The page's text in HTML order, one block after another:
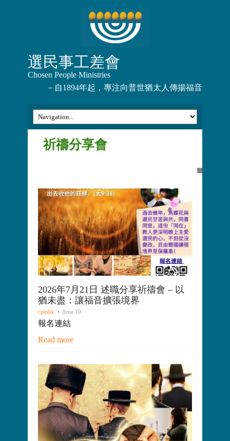
選民事工差會
Chosen People Ministries
－自1894年起，專注向普世猶太人傳揚福音
祈禱分享會
2026年7月21日 述職分享祈禱會 – 以
猶未盡：讓福音擴張境界
cpmhk • June 10
報名連結
Read more